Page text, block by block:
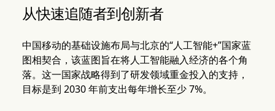
从快速追随者到创新者
中国移动的基础设施布局与北京的“人工智能+”国家蓝
图相契合，该蓝图旨在将人工智能融入经济的各个角
落。这一国家战略得到了研发领域重金投入的支持，
目标是到 2030 年前支出每年增长至少 7%。